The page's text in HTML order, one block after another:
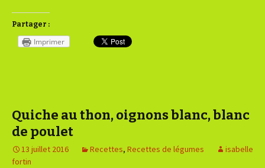
Partager :
Imprimer
Quiche au thon, oignons blanc, blanc
de poulet
13 juillet 2016 Recettes, Recettes de légumes
isabelle
fortin